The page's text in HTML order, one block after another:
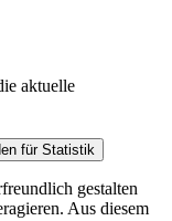
aktuelle
für Statistik
gestalten
Aus diesem